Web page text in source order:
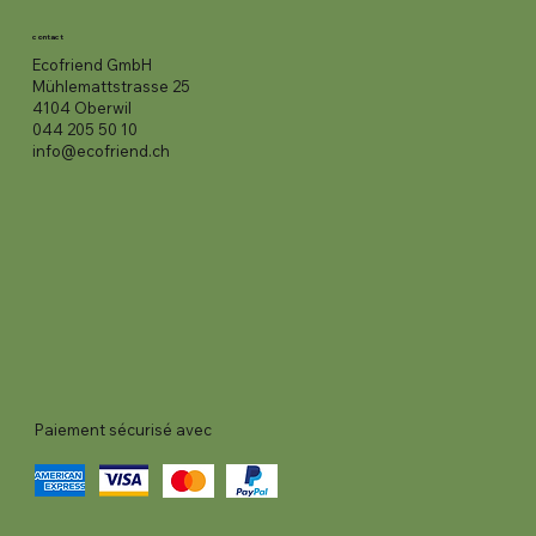
contact
Ecofriend GmbH
Mühlemattstrasse 25
4104 Oberwil
044 205 50 10
info@ecofriend.ch
Paiement sécurisé avec